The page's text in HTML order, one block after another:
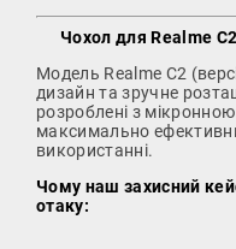
Чохол для Realme
Модель Realme C2
дизайн та зручне
розроблені з
максимально
використанні.
Чому наш захисний
отаку: